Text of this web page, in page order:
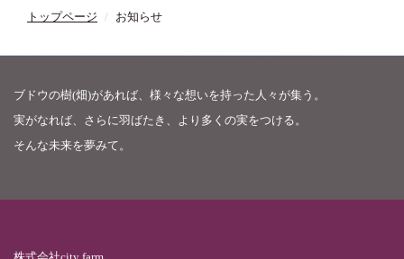
トップページ お知らせ
ブドウの樹(畑)があれば、様々な想いを持った人々が集う。
実がなれば、さらに羽ばたき、より多くの実をつける。
そんな未来を夢みて。